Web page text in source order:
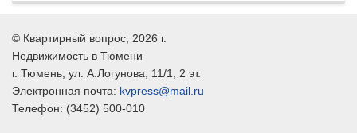
© Квартирный вопрос , 2026 г.
Недвижимость в Тюмени
г. Тюмень , ул. А.Логунова, 11/1, 2 эт.
Электронная почта: kvpress@mail.ru
Телефон: (3452) 500-010